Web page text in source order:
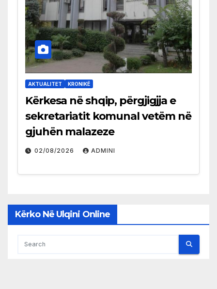
AKTUALITET KRONIKË
Kërkesa në shqip, përgjigjja e
sekretariatit komunal vetëm në
gjuhën malazeze
02/08/2026 ADMINI
Kërko Në Ulqini Online